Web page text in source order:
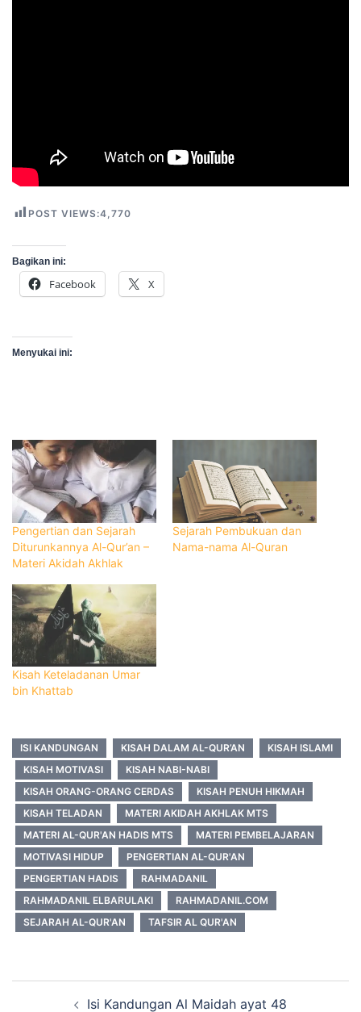
POST VIEWS:4,770
Bagikan ini:
Facebook X
Menyukai ini:
Pengertian dan Sejarah
Diturunkannya Al-Qur’an –
Materi Akidah Akhlak
Sejarah Pembukuan dan
Nama-nama Al-Quran
Kisah Keteladanan Umar
bin Khattab
ISI KANDUNGAN KISAH DALAM AL-QUR’AN
KISAH ISLAMI
KISAH MOTIVASI
KISAH NABI-NABI
KISAH ORANG-ORANG CERDAS
KISAH PENUH HIKMAH
KISAH TELADAN
MATERI AKIDAH AKHLAK MTS
MATERI AL-QUR'AN HADIS MTS
MATERI PEMBELAJARAN
MOTIVASI HIDUP
PENGERTIAN AL-QUR'AN
PENGERTIAN HADIS
RAHMADANIL
RAHMADANIL ELBARULAKI
RAHMADANIL.COM
SEJARAH AL-QUR'AN
TAFSIR AL QUR'AN
Isi Kandungan Al Maidah ayat 48